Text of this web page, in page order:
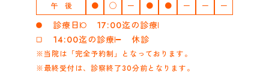
午 後
● ◯ ー ● ● ー ー ー
診療日
17:00迄の診療
14:00迄の診療
休診
※当院は「完全予約制」となっております。
※最終受付は、診察終了30分前となります。